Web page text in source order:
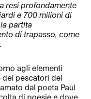
resi profondamente
e 700 milioni di
partita
di trapasso, come
agli elementi
pescatori del
dal poeta Paul
di poesie e dove